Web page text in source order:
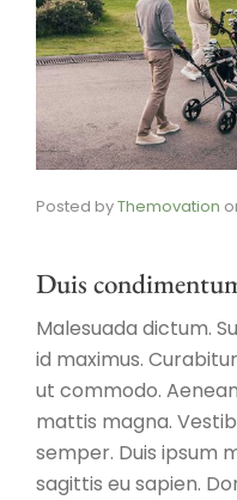
Posted byThemovation
Duis
Malesuada dictum.
id maximus.
ut commodo.
mattis magna.
semper. Duis ipsum
sagittis eu sapien.